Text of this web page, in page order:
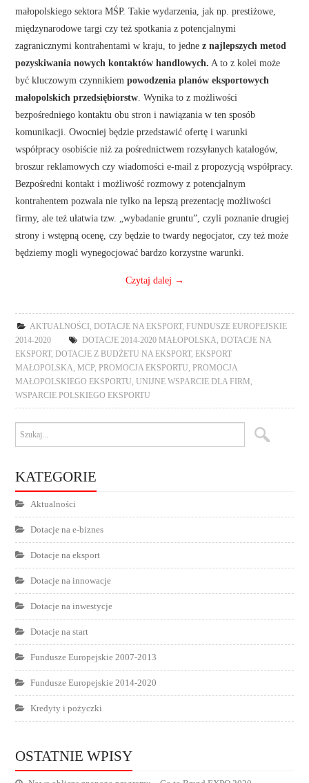
małopolskiego sektora MŚP. Takie wydarzenia, jak np. prestiżowe,
międzynarodowe targi czy też spotkania z potencjalnymi
zagranicznymi kontrahentami w kraju, to jednez najlepszych metod
pozyskiwania nowych kontaktów handlowych. A to z kolei może
być kluczowym czynnikiempowodzenia planów eksportowych
małopolskich przedsiębiorstw . Wynika to z możliwości
bezpośredniego kontaktu obu stron i nawiązania w ten sposób
komunikacji. Owocniej będzie przedstawić ofertę i warunki
współpracy osobiście niż za pośrednictwem rozsyłanych katalogów,
broszur reklamowych czy wiadomości e-mail z propozycją współpracy.
Bezpośredni kontakt i możliwość rozmowy z potencjalnym
kontrahentem pozwala nie tylko na lepszą prezentację możliwości
firmy, ale też ułatwia tzw. „wybadanie gruntu”, czyli poznanie drugiej
strony i wstępną ocenę, czy będzie to twardy negocjator, czy też może
będziemy mogli wynegocjować bardzo korzystne warunki.
Czytaj dalej →
AKTUALNOŚCI ,DOTACJE NA EKSPORT,FUNDUSZE EUROPEJSKIE
2014-2020
DOTACJE 2014-2020 MAŁOPOLSKA ,DOTACJE NA
EKSPORT,DOTACJE Z BUDŻETU NA EKSPORT,EKSPORT
MAŁOPOLSKA ,MCP ,PROMOCJA EKSPORTU ,PROMOCJA
MAŁOPOLSKIEGO EKSPORTU ,UNIJNE WSPARCIE DLA FIRM
WSPARCIE POLSKIEGO EKSPORTU
KATEGORIE
Aktualności
Dotacje na e-biznes
Dotacje na eksport
Dotacje na innowacje
Dotacje na inwestycje
Dotacje na start
Fundusze Europejskie 2007-2013
Fundusze Europejskie 2014-2020
Kredyty i pożyczki
OSTATNIE WPISY